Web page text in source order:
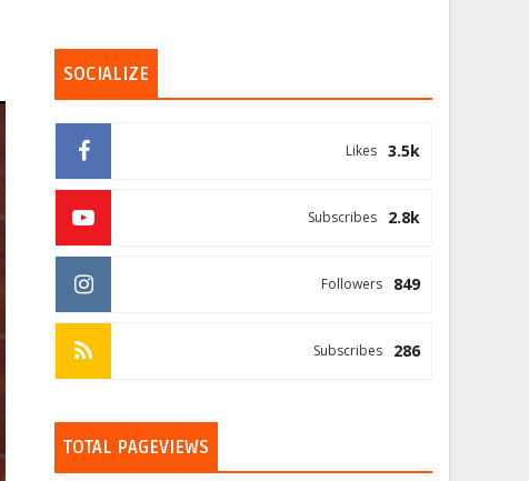
SOCIALIZE
3.5k
Likes
2.8k
Subscribes
849
Followers
286
Subscribes
TOTAL PAGEVIEWS